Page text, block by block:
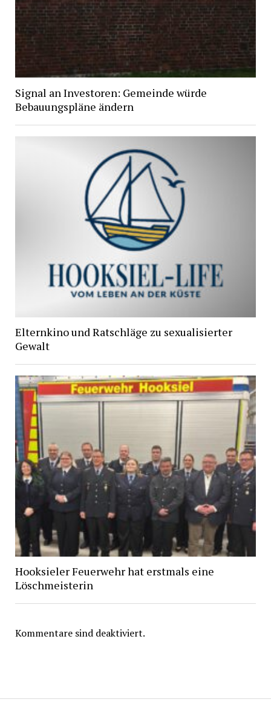
Signal an Investoren: Gemeinde würde
Bebauungspläne ändern
Elternkino und Ratschläge zu sexualisierter
Gewalt
Hooksieler Feuerwehr hat erstmals eine
Löschmeisterin
Kommentare sind deaktiviert.